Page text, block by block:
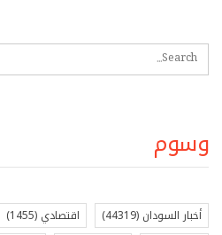
وسوم
أخبار السودان (44319) اقتصادي (1455)